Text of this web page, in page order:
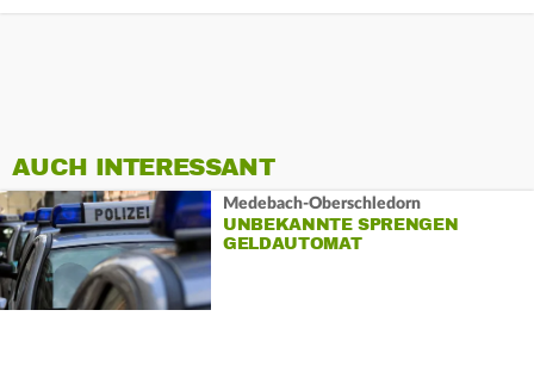
AUCH INTERESSANT
Medebach-Oberschledorn
UNBEKANNTE SPRENGEN
GELDAUTOMAT